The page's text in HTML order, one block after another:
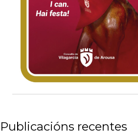
Publicacións recentes